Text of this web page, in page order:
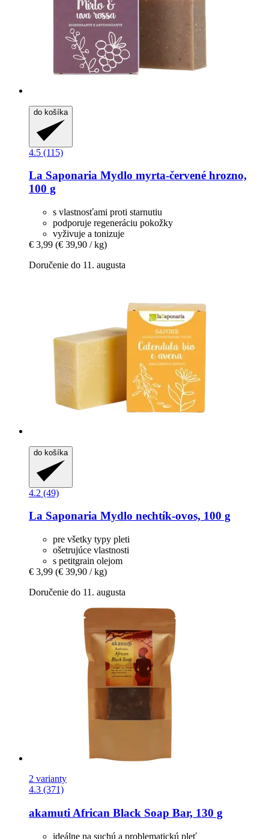
do košíka
4.5 (115)
La Saponaria Mydlo myrta-​červené hrozno,
100 g
s vlastnosťami proti starnutiu
podporuje regeneráciu pokožky
vyživuje a tonizuje
€ 3,99 (€ 39,90 / kg)
Doručenie do 11. augusta
do košíka
4.2 (49)
La Saponaria Mydlo nechtík-​ovos, 100 g
pre všetky typy pleti
ošetrujúce vlastnosti
s petitgrain olejom
€ 3,99 (€ 39,90 / kg)
Doručenie do 11. augusta
2 varianty
4.3 (371)
akamuti African Black Soap Bar, 130 g
ideálne na suchú a problematickú pleť